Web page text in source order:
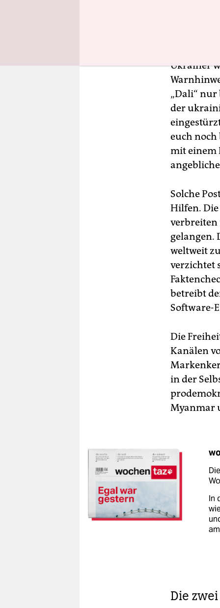
dem
Ukrainer
„Dali“ nur
der
euch
mit einem
Solche
Hilfen.
verbreiten
gelangen.
weltweit
verzichtet
betreibt
Software-
Die
Kanälen
in der
Myanmar
In
Die